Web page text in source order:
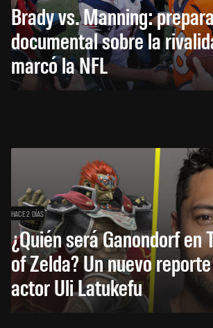
Brady vs. Manning:
documental sobre la
marcó la NFL
HACE 2 DÍAS
¿Quién será Ganondorf en
of Zelda? Un nuevo
actor Uli Latukefu